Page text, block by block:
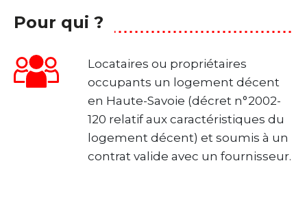
Pour qui ?
Locataires ou propriétaires
occupants un logement décent
en Haute-Savoie (décret n°2002-
120 relatif aux caractéristiques du
logement décent) et soumis à un
contrat valide avec un fournisseur.